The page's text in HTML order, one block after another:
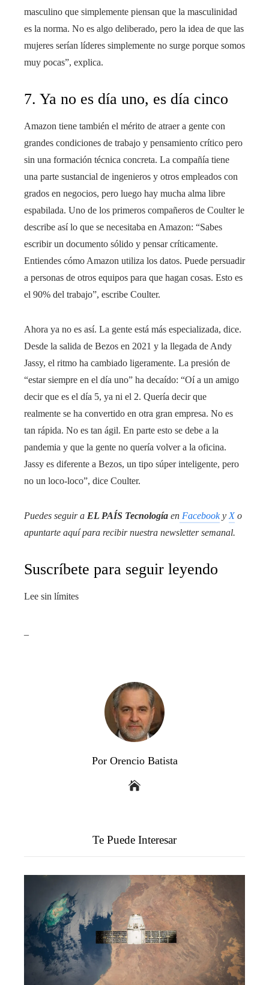
masculino que simplemente piensan que la masculinidad
es la norma. No es algo deliberado, pero la idea de que las
mujeres serían líderes simplemente no surge porque somos
muy pocas”, explica.
7. Ya no es día uno, es día cinco
Amazon tiene también el mérito de atraer a gente con
grandes condiciones de trabajo y pensamiento crítico pero
sin una formación técnica concreta. La compañía tiene
una parte sustancial de ingenieros y otros empleados con
grados en negocios, pero luego hay mucha alma libre
espabilada. Uno de los primeros compañeros de Coulter le
describe así lo que se necesitaba en Amazon: “Sabes
escribir un documento sólido y pensar críticamente.
Entiendes cómo Amazon utiliza los datos. Puede persuadir
a personas de otros equipos para que hagan cosas. Esto es
el 90% del trabajo”, escribe Coulter.
Ahora ya no es así. La gente está más especializada, dice.
Desde la salida de Bezos en 2021 y la llegada de Andy
Jassy, el ritmo ha cambiado ligeramente. La presión de
“estar siempre en el día uno” ha decaído: “Oí a un amigo
decir que es el día 5, ya ni el 2. Quería decir que
realmente se ha convertido en otra gran empresa. No es
tan rápida. No es tan ágil. En parte esto se debe a la
pandemia y que la gente no quería volver a la oficina.
Jassy es diferente a Bezos, un tipo súper inteligente, pero
no un loco-loco”, dice Coulter.
Puedes seguir a EL PAÍS Tecnología en Facebooky Xo
apuntarte aquí para recibir nuestra newsletter semanal.
Suscríbete para seguir leyendo
Lee sin límites
Por Orencio Batista
Te Puede Interesar